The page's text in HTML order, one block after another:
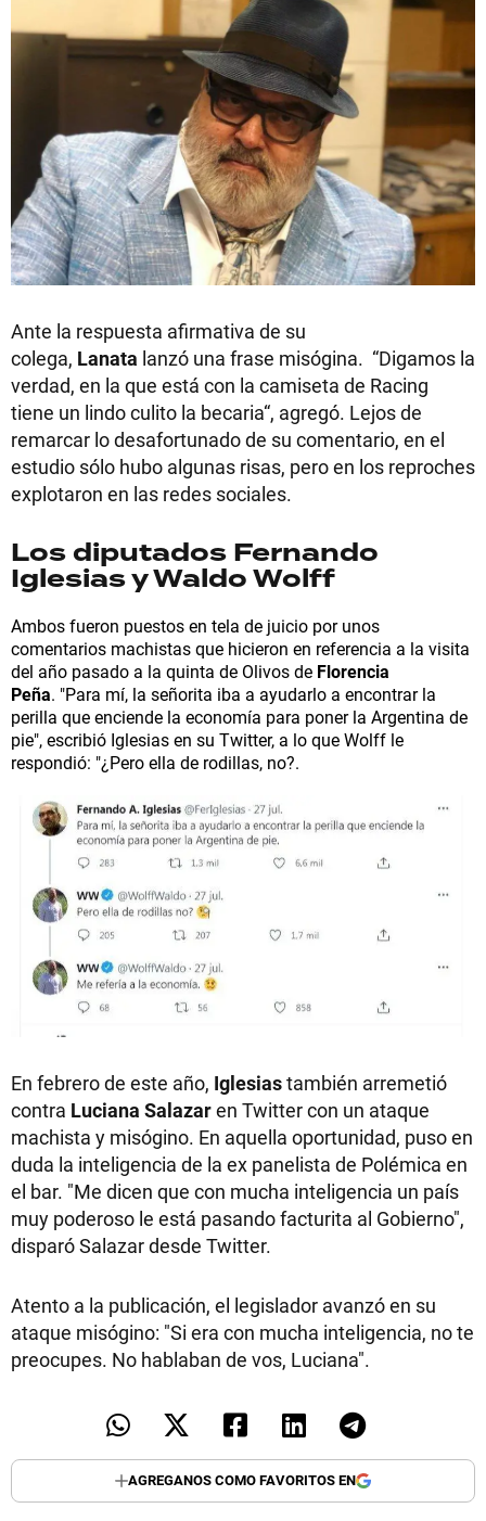
Ante la respuesta afirmativa de su
colega, Lanata lanzó una frase misógina. “Digamos la
verdad, en la que está con la camiseta de Racing
tiene un lindo culito la becaria“, agregó. Lejos de
remarcar lo desafortunado de su comentario, en el
estudio sólo hubo algunas risas, pero en los reproches
explotaron en las redes sociales.
Los diputados Fernando
Iglesias y Waldo Wolff
Ambos fueron puestos en tela de juicio por unos
comentarios machistas que hicieron en referencia a la visita
del año pasado a la quinta de Olivos de Florencia
Peña. "Para mí, la señorita iba a ayudarlo a encontrar la
perilla que enciende la economía para poner la Argentina de
pie", escribió Iglesias en su Twitter, a lo que Wolff le
respondió: "¿Pero ella de rodillas, no?.
En febrero de este año, Iglesiastambién arremetió
contra Luciana Salazaren Twitter con un ataque
machista y misógino. En aquella oportunidad, puso en
duda la inteligencia de la ex panelista de Polémica en
el bar. "Me dicen que con mucha inteligencia un país
muy poderoso le está pasando facturita al Gobierno",
disparó Salazar desde Twitter.
Atento a la publicación, el legislador avanzó en su
ataque misógino: "Si era con mucha inteligencia, no te
preocupes. No hablaban de vos, Luciana".
AGREGANOS COMO FAVORITOS EN